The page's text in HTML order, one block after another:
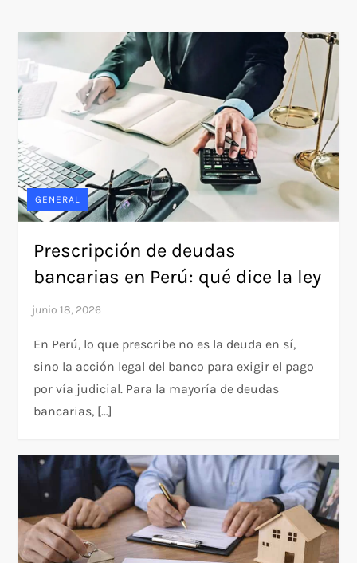
GENERAL
Prescripción de deudas
bancarias en Perú: qué dice la ley
En Perú, lo que prescribe no es la deuda en sí,
sino la acción legal del banco para exigir el pago
por vía judicial. Para la mayoría de deudas
bancarias, […]